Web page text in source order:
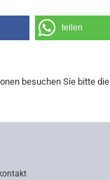
teilen
besuchen Sie bitte die